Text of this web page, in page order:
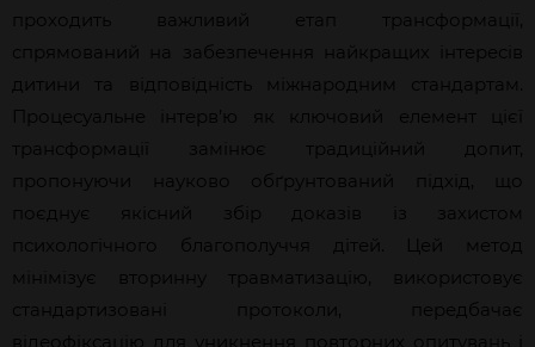
проходить важливий етап трансформації,
спрямований на забезпечення найкращих інтересів
дитини та відповідність міжнародним стандартам.
Процесуальне інтерв’ю як ключовий елемент цієї
трансформації замінює традиційний допит,
пропонуючи науково обґрунтований підхід, що
поєднує якісний збір доказів із захистом
психологічного благополуччя дітей. Цей метод
мінімізує вторинну травматизацію, використовує
стандартизовані протоколи, передбачає
відеофіксацію для уникнення повторних опитувань і